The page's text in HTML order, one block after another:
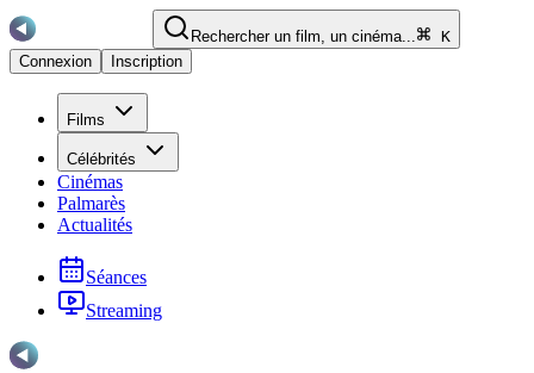
Rechercher un film, un cinéma...
K
Connexion
Inscription
Films
Célébrités
Cinémas
Palmarès
Actualités
Séances
Streaming